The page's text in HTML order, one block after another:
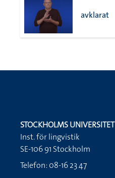
avklarat
STOCKHOLMS UNIVERSITET
Inst. för lingvistik
SE-106 91 Stockholm
Telefon: 08-16 23 47